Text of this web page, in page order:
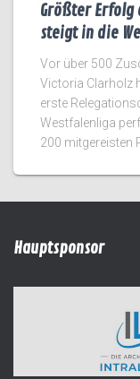
Größter Erfolg
steigt in die
Vor über 500
Victoria Clarholz
erste
Westfalenliga
200 mitgereisten
Hauptsponsor